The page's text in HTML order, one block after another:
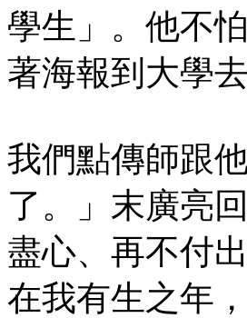
學生」。他不
著海報到大學去
我們點傳師跟
了。」末廣亮
盡心、再不付
在我有生之年